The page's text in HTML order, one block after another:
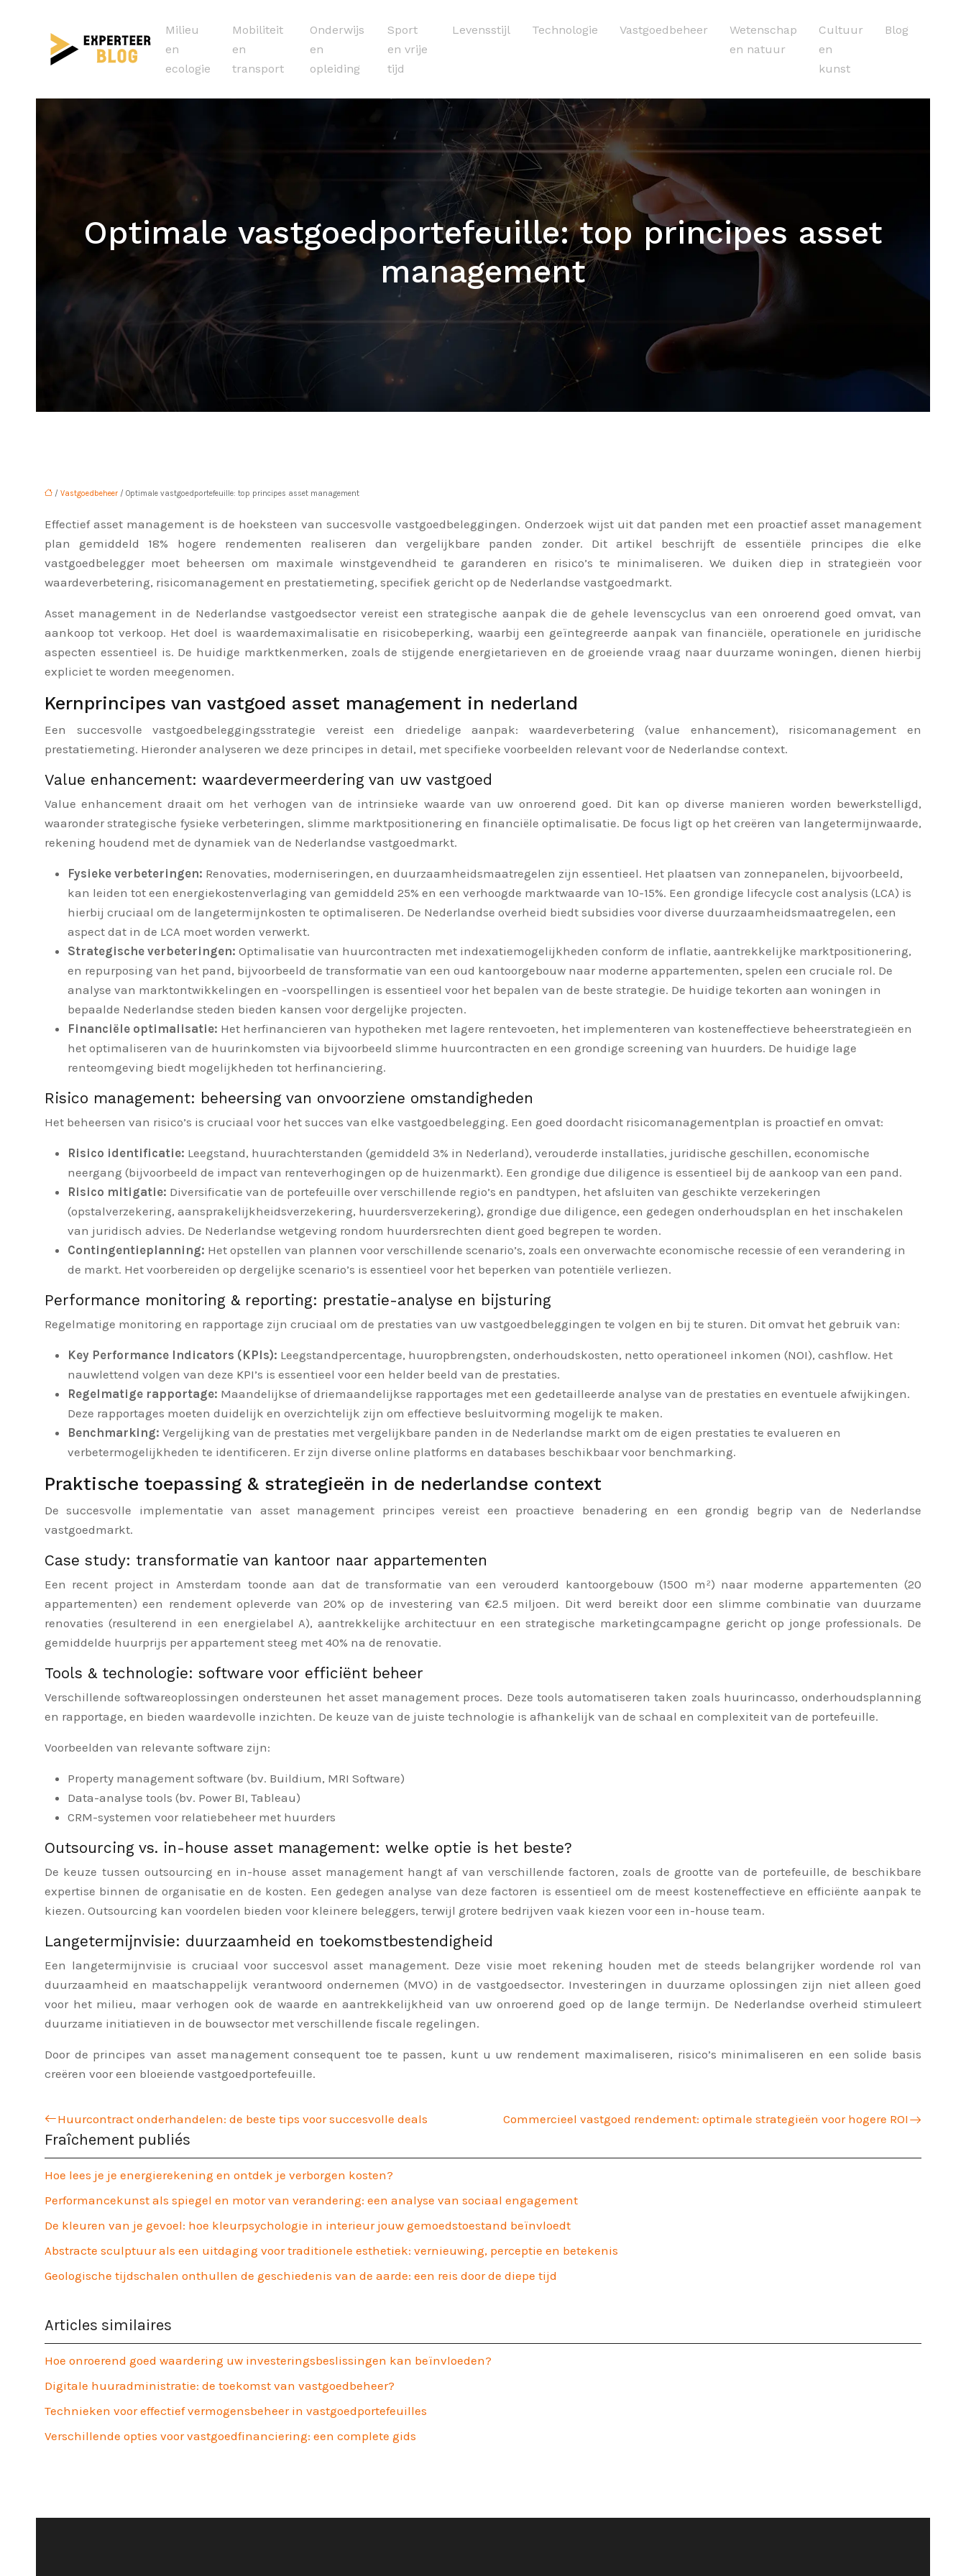
Milieu
en
ecologie
Mobiliteit
en
transport
Onderwijs
en
opleiding
Sport
en vrije
tijd
Levensstijl Technologie Vastgoedbeheer
Wetenschap
en natuur
Cultuur
en
kunst
Blog
Optimale vastgoedportefeuille: top principes asset
management
/ Vastgoedbeheer / Optimale vastgoedportefeuille: top principes asset management
Effectief asset management is de hoeksteen van succesvolle vastgoedbeleggingen. Onderzoek wijst uit dat panden met een proactief asset management
plan gemiddeld 18% hogere rendementen realiseren dan vergelijkbare panden zonder. Dit artikel beschrijft de essentiële principes die elke
vastgoedbelegger moet beheersen om maximale winstgevendheid te garanderen en risico’s te minimaliseren. We duiken diep in strategieën voor
waardeverbetering, risicomanagement en prestatiemeting, specifiek gericht op de Nederlandse vastgoedmarkt.
Asset management in de Nederlandse vastgoedsector vereist een strategische aanpak die de gehele levenscyclus van een onroerend goed omvat, van
aankoop tot verkoop. Het doel is waardemaximalisatie en risicobeperking, waarbij een geïntegreerde aanpak van financiële, operationele en juridische
aspecten essentieel is. De huidige marktkenmerken, zoals de stijgende energietarieven en de groeiende vraag naar duurzame woningen, dienen hierbij
expliciet te worden meegenomen.
Kernprincipes van vastgoed asset management in nederland
Een succesvolle vastgoedbeleggingsstrategie vereist een driedelige aanpak: waardeverbetering (value enhancement), risicomanagement en
prestatiemeting. Hieronder analyseren we deze principes in detail, met specifieke voorbeelden relevant voor de Nederlandse context.
Value enhancement: waardevermeerdering van uw vastgoed
Value enhancement draait om het verhogen van de intrinsieke waarde van uw onroerend goed. Dit kan op diverse manieren worden bewerkstelligd,
waaronder strategische fysieke verbeteringen, slimme marktpositionering en financiële optimalisatie. De focus ligt op het creëren van langetermijnwaarde,
rekening houdend met de dynamiek van de Nederlandse vastgoedmarkt.
Fysieke verbeteringen: Renovaties, moderniseringen, en duurzaamheidsmaatregelen zijn essentieel. Het plaatsen van zonnepanelen, bijvoorbeeld,
kan leiden tot een energiekostenverlaging van gemiddeld 25% en een verhoogde marktwaarde van 10-15%. Een grondige lifecycle cost analysis (LCA) is
hierbij cruciaal om de langetermijnkosten te optimaliseren. De Nederlandse overheid biedt subsidies voor diverse duurzaamheidsmaatregelen, een
aspect dat in de LCA moet worden verwerkt.
Strategische verbeteringen: Optimalisatie van huurcontracten met indexatiemogelijkheden conform de inflatie, aantrekkelijke marktpositionering,
en repurposing van het pand, bijvoorbeeld de transformatie van een oud kantoorgebouw naar moderne appartementen, spelen een cruciale rol. De
analyse van marktontwikkelingen en -voorspellingen is essentieel voor het bepalen van de beste strategie. De huidige tekorten aan woningen in
bepaalde Nederlandse steden bieden kansen voor dergelijke projecten.
Financiële optimalisatie: Het herfinancieren van hypotheken met lagere rentevoeten, het implementeren van kosteneffectieve beheerstrategieën en
het optimaliseren van de huurinkomsten via bijvoorbeeld slimme huurcontracten en een grondige screening van huurders. De huidige lage
renteomgeving biedt mogelijkheden tot herfinanciering.
Risico management: beheersing van onvoorziene omstandigheden
Het beheersen van risico’s is cruciaal voor het succes van elke vastgoedbelegging. Een goed doordacht risicomanagementplan is proactief en omvat:
Risico identificatie: Leegstand, huurachterstanden (gemiddeld 3% in Nederland), verouderde installaties, juridische geschillen, economische
neergang (bijvoorbeeld de impact van renteverhogingen op de huizenmarkt). Een grondige due diligence is essentieel bij de aankoop van een pand.
Risico mitigatie: Diversificatie van de portefeuille over verschillende regio’s en pandtypen, het afsluiten van geschikte verzekeringen
(opstalverzekering, aansprakelijkheidsverzekering, huurdersverzekering), grondige due diligence, een gedegen onderhoudsplan en het inschakelen
van juridisch advies. De Nederlandse wetgeving rondom huurdersrechten dient goed begrepen te worden.
Contingentieplanning: Het opstellen van plannen voor verschillende scenario’s, zoals een onverwachte economische recessie of een verandering in
de markt. Het voorbereiden op dergelijke scenario’s is essentieel voor het beperken van potentiële verliezen.
Performance monitoring & reporting: prestatie-analyse en bijsturing
Regelmatige monitoring en rapportage zijn cruciaal om de prestaties van uw vastgoedbeleggingen te volgen en bij te sturen. Dit omvat het gebruik van:
Key Performance Indicators (KPIs): Leegstandpercentage, huuropbrengsten, onderhoudskosten, netto operationeel inkomen (NOI), cashflow. Het
nauwlettend volgen van deze KPI’s is essentieel voor een helder beeld van de prestaties.
Regelmatige rapportage: Maandelijkse of driemaandelijkse rapportages met een gedetailleerde analyse van de prestaties en eventuele afwijkingen.
Deze rapportages moeten duidelijk en overzichtelijk zijn om effectieve besluitvorming mogelijk te maken.
Benchmarking: Vergelijking van de prestaties met vergelijkbare panden in de Nederlandse markt om de eigen prestaties te evalueren en
verbetermogelijkheden te identificeren. Er zijn diverse online platforms en databases beschikbaar voor benchmarking.
Praktische toepassing & strategieën in de nederlandse context
De succesvolle implementatie van asset management principes vereist een proactieve benadering en een grondig begrip van de Nederlandse
vastgoedmarkt.
Case study: transformatie van kantoor naar appartementen
Een recent project in Amsterdam toonde aan dat de transformatie van een verouderd kantoorgebouw (1500 m²) naar moderne appartementen (20
appartementen) een rendement opleverde van 20% op de investering van €2.5 miljoen. Dit werd bereikt door een slimme combinatie van duurzame
renovaties (resulterend in een energielabel A), aantrekkelijke architectuur en een strategische marketingcampagne gericht op jonge professionals. De
gemiddelde huurprijs per appartement steeg met 40% na de renovatie.
Tools & technologie: software voor efficiënt beheer
Verschillende softwareoplossingen ondersteunen het asset management proces. Deze tools automatiseren taken zoals huurincasso, onderhoudsplanning
en rapportage, en bieden waardevolle inzichten. De keuze van de juiste technologie is afhankelijk van de schaal en complexiteit van de portefeuille.
Voorbeelden van relevante software zijn:
Property management software (bv. Buildium, MRI Software)
Data-analyse tools (bv. Power BI, Tableau)
CRM-systemen voor relatiebeheer met huurders
Outsourcing vs. in-house asset management: welke optie is het beste?
De keuze tussen outsourcing en in-house asset management hangt af van verschillende factoren, zoals de grootte van de portefeuille, de beschikbare
expertise binnen de organisatie en de kosten. Een gedegen analyse van deze factoren is essentieel om de meest kosteneffectieve en efficiënte aanpak te
kiezen. Outsourcing kan voordelen bieden voor kleinere beleggers, terwijl grotere bedrijven vaak kiezen voor een in-house team.
Langetermijnvisie: duurzaamheid en toekomstbestendigheid
Een langetermijnvisie is cruciaal voor succesvol asset management. Deze visie moet rekening houden met de steeds belangrijker wordende rol van
duurzaamheid en maatschappelijk verantwoord ondernemen (MVO) in de vastgoedsector. Investeringen in duurzame oplossingen zijn niet alleen goed
voor het milieu, maar verhogen ook de waarde en aantrekkelijkheid van uw onroerend goed op de lange termijn. De Nederlandse overheid stimuleert
duurzame initiatieven in de bouwsector met verschillende fiscale regelingen.
Door de principes van asset management consequent toe te passen, kunt u uw rendement maximaliseren, risico’s minimaliseren en een solide basis
creëren voor een bloeiende vastgoedportefeuille.
Huurcontract onderhandelen: de beste tips voor succesvolle deals Commercieel vastgoed rendement: optimale strategieën voor hogere ROI
Fraîchement publiés
Hoe lees je je energierekening en ontdek je verborgen kosten?
Performancekunst als spiegel en motor van verandering: een analyse van sociaal engagement
De kleuren van je gevoel: hoe kleurpsychologie in interieur jouw gemoedstoestand beïnvloedt
Abstracte sculptuur als een uitdaging voor traditionele esthetiek: vernieuwing, perceptie en betekenis
Geologische tijdschalen onthullen de geschiedenis van de aarde: een reis door de diepe tijd
Articles similaires
Hoe onroerend goed waardering uw investeringsbeslissingen kan beïnvloeden?
Digitale huuradministratie: de toekomst van vastgoedbeheer?
Technieken voor effectief vermogensbeheer in vastgoedportefeuilles
Verschillende opties voor vastgoedfinanciering: een complete gids